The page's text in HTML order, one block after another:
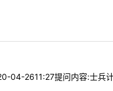
2611:27提问内容:士兵